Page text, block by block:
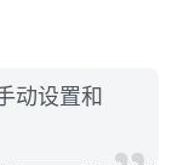
动设置和